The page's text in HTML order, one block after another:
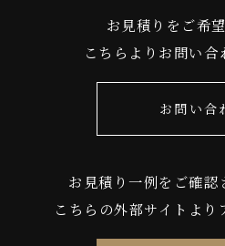
お見積りをご希
こちらよりお問い合
お問い合
お見積り一例をご確認
こちらの外部サイトより